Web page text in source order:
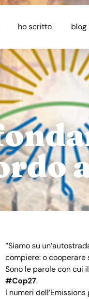
ho scritto blog
“Siamo su
compiere: o cooperare
Sono le parole con cui
#Cop27.
I numeri